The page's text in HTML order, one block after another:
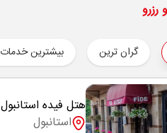
گران ترین بیشترین خدمات
هتل فیده استانبول
استانبول